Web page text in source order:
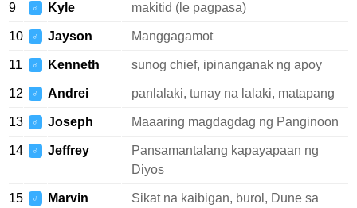
9 ♂ Kyle makitid (le pagpasa)
10 ♂ Jayson Manggagamot
11 ♂ Kenneth sunog chief, ipinanganak ng apoy
12 ♂ Andrei panlalaki, tunay na lalaki, matapang
13 ♂ Joseph Maaaring magdagdag ng Panginoon
14 ♂ Jeffrey
Pansamantalang kapayapaan ng
Diyos
15 ♂ Marvin
Sikat na kaibigan, burol, Dune sa